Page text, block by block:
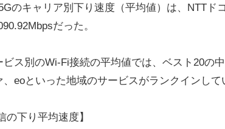
のキャリア別下り速度（平均値）は、NTTド
だった。
ス別のWi-Fi接続の平均値では、ベスト20の
eoといった地域のサービスがランクインして
の下り平均速度】